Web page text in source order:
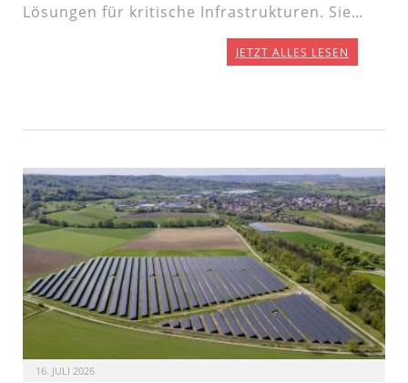
Lösungen für kritische Infrastrukturen. Sie…
JETZT ALLES LESEN
16. JULI 2026